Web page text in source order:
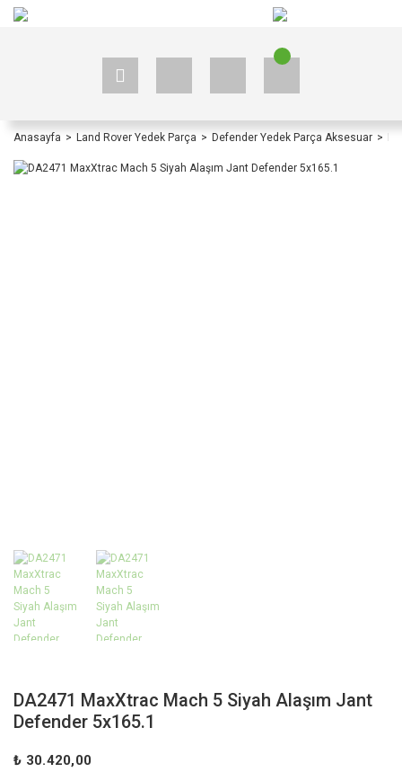
Anasayfa Land Rover Yedek Parça Defender Yedek Parça Aksesuar
DA2471 MaxXtrac Mach 5 Siyah Alaşım Jant
Defender 5x165.1
₺ 30.420,00